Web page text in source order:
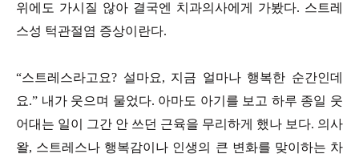
위에도 가시질 않아 결국엔 치과의사에게 가봤다. 스트레
스성 턱관절염 증상이란다.
“스트레스라고요? 설마요, 지금 얼마나 행복한 순간인데
요.” 내가 웃으며 물었다. 아마도 아기를 보고 하루 종일 웃
어대는 일이 그간 안 쓰던 근육을 무리하게 했나 보다. 의사
왈, 스트레스나 행복감이나 인생의 큰 변화를 맞이하는 차